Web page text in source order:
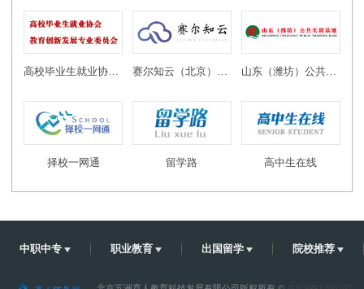
高校毕业生就业协会教育创新发展专业委员会 赛尔知云（北京）教育科技有限公司 山东（潍坊）公共实训基地
择校一网通 留学路 高中生在线
中职中专 职业教育 出国留学 院校推荐